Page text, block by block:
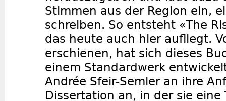
Stimmen aus der Region ein,
schreiben. So entsteht «The
das heute auch hier aufliegt.
erschienen, hat sich dieses
einem Standardwerk
Andrée Sfeir-Semler an ihre
Dissertation an, in der sie eine